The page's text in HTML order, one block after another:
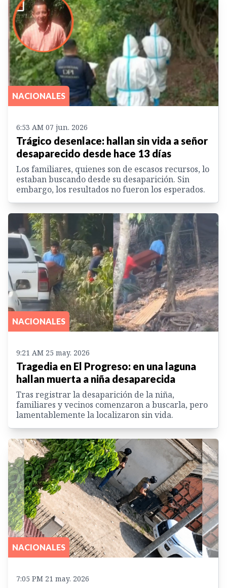
NACIONALES
6:53 AM 07 jun. 2026
Trágico desenlace: hallan sin vida a señor
desaparecido desde hace 13 días
Los familiares, quienes son de escasos recursos, lo
estaban buscando desde su desaparición. Sin
embargo, los resultados no fueron los esperados.
NACIONALES
9:21 AM 25 may. 2026
Tragedia en El Progreso: en una laguna
hallan muerta a niña desaparecida
Tras registrar la desaparición de la niña,
familiares y vecinos comenzaron a buscarla, pero
lamentablemente la localizaron sin vida.
NACIONALES
7:05 PM 21 may. 2026